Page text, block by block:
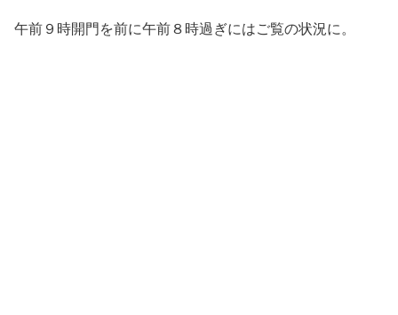
午前９時開門を前に午前８時過ぎにはご覧の状況に。